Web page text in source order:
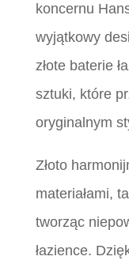
koncernu
wyjątkowy
złote baterie
sztuki, które
oryginalnym
Złoto
materiałami,
tworząc
łazience.